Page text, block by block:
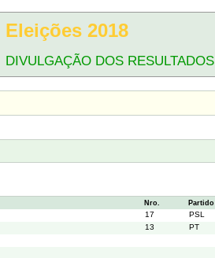
Eleições 2018
DIVULGAÇÃO DOS RESULTADOS
Nro. Partido
17 PSL
13 PT